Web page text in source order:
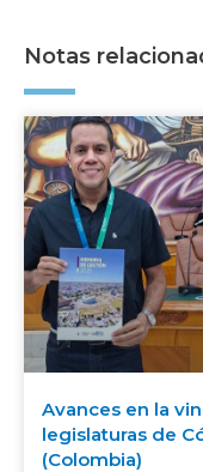
Notas
Avances en la
legislaturas de
(Colombia)